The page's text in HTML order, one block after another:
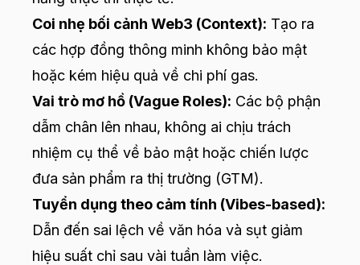
Coi nhẹ bối cảnh Web3 (Context): Tạo ra
các hợp đồng thông minh không bảo mật
hoặc kém hiệu quả về chi phí gas.
Vai trò mơ hồ (Vague Roles): Các bộ phận
dẫm chân lên nhau, không ai chịu trách
nhiệm cụ thể về bảo mật hoặc chiến lược
đưa sản phẩm ra thị trường (GTM).
Tuyển dụng theo cảm tính (Vibes-based):
Dẫn đến sai lệch về văn hóa và sụt giảm
hiệu suất chỉ sau vài tuần làm việc.